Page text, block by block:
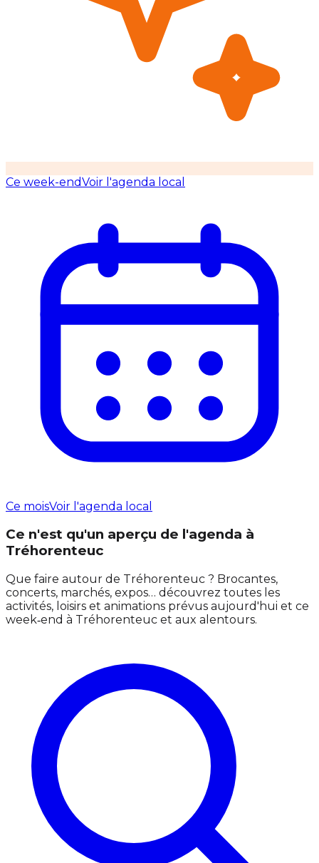
Ce week-endVoir l'agenda local
Ce moisVoir l'agenda local
Ce n'est qu'un aperçu de l'agenda à
Tréhorenteuc
Que faire autour de Tréhorenteuc ? Brocantes,
concerts, marchés, expos… découvrez toutes les
activités, loisirs et animations prévus aujourd'hui et ce
week‑end à Tréhorenteuc et aux alentours.